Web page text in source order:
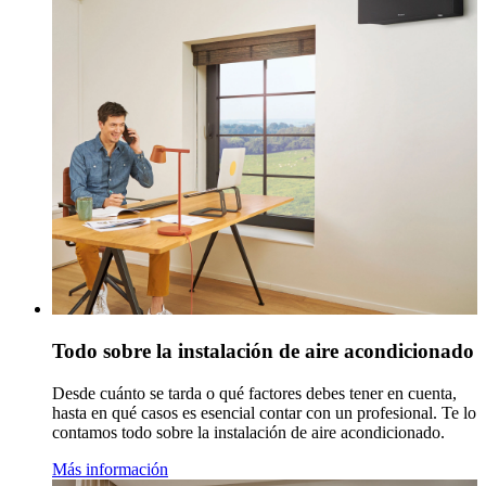
Todo sobre la instalación de aire acondicionado
Desde cuánto se tarda o qué factores debes tener en cuenta,
hasta en qué casos es esencial contar con un profesional. Te lo
contamos todo sobre la instalación de aire acondicionado.
Más información